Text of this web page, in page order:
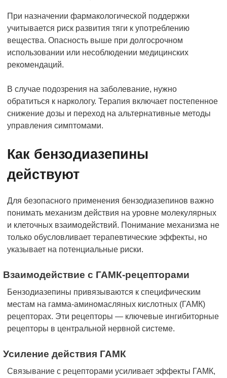
При назначении фармакологической поддержки
учитывается риск развития тяги к употреблению
вещества. Опасность выше при долгосрочном
использовании или несоблюдении медицинских
рекомендаций.
В случае подозрения на заболевание, нужно
обратиться к наркологу. Терапия включает постепенное
снижение дозы и переход на альтернативные методы
управления симптомами.
Как бензодиазепины
действуют
Для безопасного применения бензодиазепинов важно
понимать механизм действия на уровне молекулярных
и клеточных взаимодействий. Понимание механизма не
только обусловливает терапевтические эффекты, но
указывает на потенциальные риски.
Взаимодействие с ГАМК-рецепторами
Бензодиазепины привязываются к специфическим
местам на гамма-аминомасляных кислотных (ГАМК)
рецепторах. Эти рецепторы — ключевые ингибиторные
рецепторы в центральной нервной системе.
Усиление действия ГАМК
Связывание с рецепторами усиливает эффекты ГАМК,